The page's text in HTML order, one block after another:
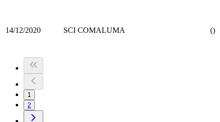
14/12/2020 SCI COMALUMA ()
1
2